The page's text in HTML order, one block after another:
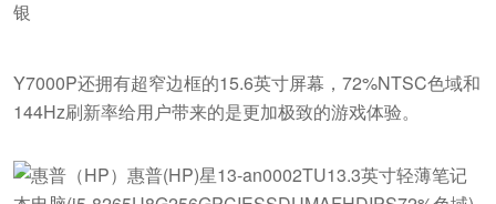
Y7000P还拥有超窄边框的15.6英寸屏幕，72%NTSC色域和
144Hz刷新率给用户带来的是更加极致的游戏体验。